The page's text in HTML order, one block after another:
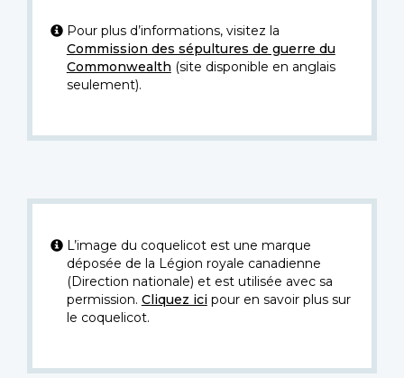
Pour plus d’informations, visitez la
Commission des sépultures de guerre du
Commonwealth (site disponible en anglais
seulement).
L’image du coquelicot est une marque
déposée de la Légion royale canadienne
(Direction nationale) et est utilisée avec sa
permission. Cliquez icipour en savoir plus sur
le coquelicot.